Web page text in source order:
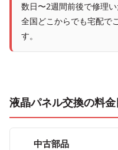
数日〜2週間前後で修理い
全国どこからでも宅配で
す。
液晶パネル交換の料
中古部品